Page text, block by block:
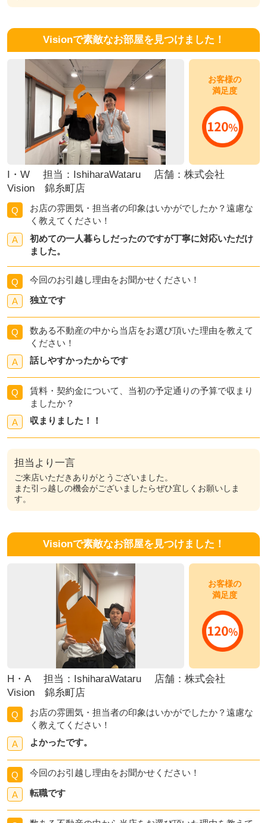
Visionで素敵なお部屋を見つけました！
お客様の
満足度
I・W 担当：IshiharaWataru 店舗：株式会社
Vision 錦糸町店
Q
お店の雰囲気・担当者の印象はいかがでしたか？遠慮な
く教えてください！
A
初めての一人暮らしだったのですが丁寧に対応いただけ
ました。
Q 今回のお引越し理由をお聞かせください！
A 独立です
Q
数ある不動産の中から当店をお選び頂いた理由を教えて
ください！
A
話しやすかったからです
Q
賃料・契約金について、当初の予定通りの予算で収まり
ましたか？
A
収まりました！！
担当より一言
ご来店いただきありがとうございました。
また引っ越しの機会がございましたらぜひ宜しくお願いしま
す。
Visionで素敵なお部屋を見つけました！
お客様の
満足度
H・A 担当：IshiharaWataru 店舗：株式会社
Vision 錦糸町店
Q
お店の雰囲気・担当者の印象はいかがでしたか？遠慮な
く教えてください！
A
よかったです。
Q 今回のお引越し理由をお聞かせください！
A 転職です